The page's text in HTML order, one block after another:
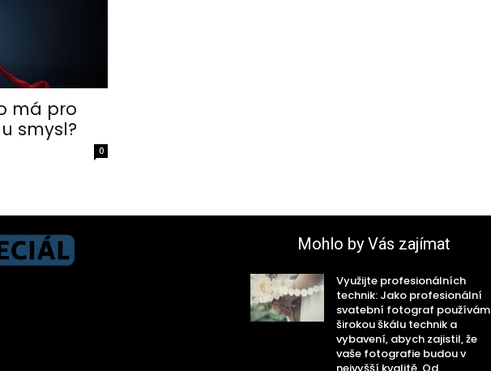
má pro
smysl?
0
Mohlo by Vás zajímat
Využijte profesionálních
technik: Jako profesionální
svatební fotograf používám
širokou škálu technik a
vybavení, abych zajistil, že
vaše fotografie budou v